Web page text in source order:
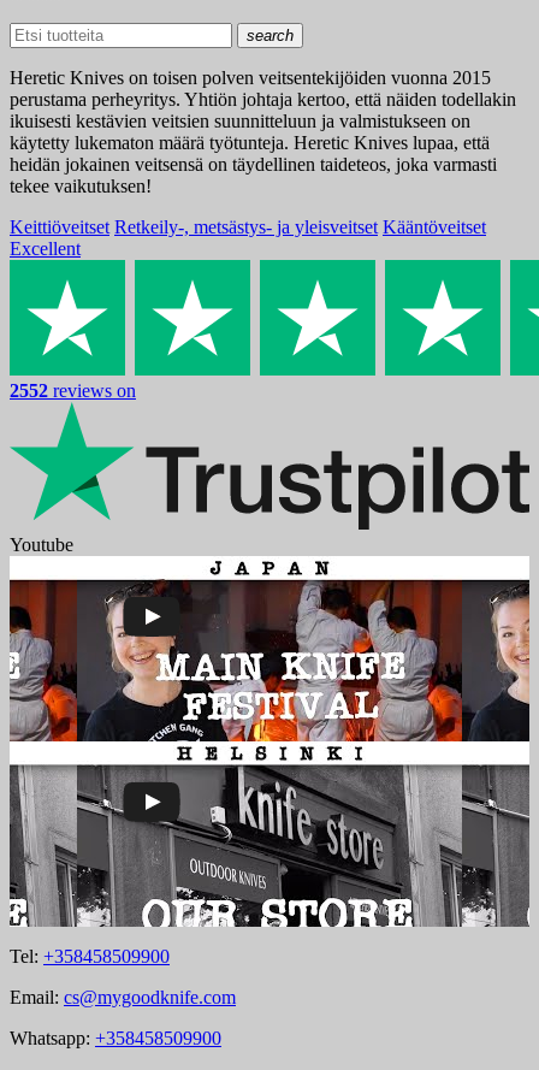
search
Heretic Knives on toisen polven veitsentekijöiden vuonna 2015
perustama perheyritys. Yhtiön johtaja kertoo, että näiden todellakin
ikuisesti kestävien veitsien suunnitteluun ja valmistukseen on
käytetty lukematon määrä työtunteja. Heretic Knives lupaa, että
heidän jokainen veitsensä on täydellinen taideteos, joka varmasti
tekee vaikutuksen!
Keittiöveitset Retkeily-, metsästys- ja yleisveitset Kääntöveitset
Excellent
2552 reviews on
Youtube
Tel: +358458509900
Email: cs@mygoodknife.com
Whatsapp: +358458509900